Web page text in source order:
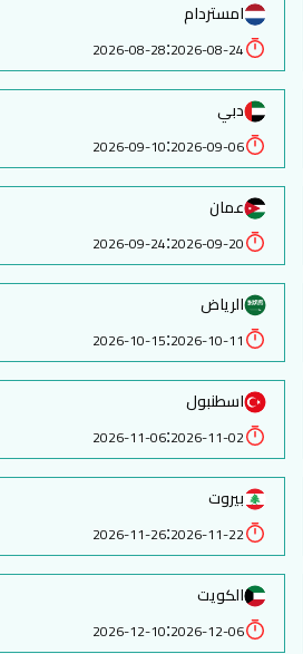
امستردام
2026-08-24
:
2026-08-28
دبي
2026-09-06
:
2026-09-10
عمان
2026-09-20
:
2026-09-24
الرياض
2026-10-11
:
2026-10-15
اسطنبول
2026-11-02
:
2026-11-06
بيروت
2026-11-22
:
2026-11-26
الكويت
2026-12-06
:
2026-12-10